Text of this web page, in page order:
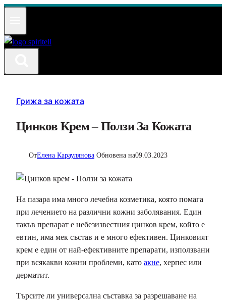
Към
Грижа за кожата
Цинков Крем – Ползи За Кожата
ОтЕлена Караулянова Обновена на09.03.2023
На пазара има много лечебна козметика, която помага
при лечението на различни кожни заболявания. Един
такъв препарат е небезизвестния цинков крем, който е
евтин, има мек състав и е много ефективен. Цинковият
крем е един от най-ефективните препарати, използвани
при всякакви кожни проблеми, като акне, херпес или
дерматит.
Търсите ли универсална съставка за разрешаване на